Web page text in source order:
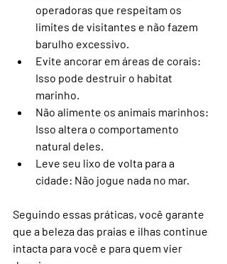
operadoras que respeitam os
limites de visitantes e não fazem
barulho excessivo.
Evite ancorar em áreas de corais:
Isso pode destruir o habitat
marinho.
Não alimente os animais marinhos:
Isso altera o comportamento
natural deles.
Leve seu lixo de volta para a
cidade: Não jogue nada no mar.
Seguindo essas práticas, você garante
que a beleza das praias e ilhas continue
intacta para você e para quem vier